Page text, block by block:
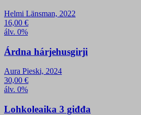
Helmi Länsman, 2022
16,00 €
álv. 0%
Árdna hárjehusgirji
Aura Pieski, 2024
30,00 €
álv. 0%
Lohkoleaika 3 giđđa